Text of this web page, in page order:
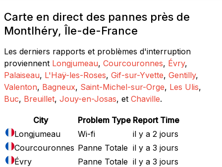
Carte en direct des pannes près de
Montlhéry, Île-de-France
Les derniers rapports et problèmes d'interruption
proviennent Longjumeau, Courcouronnes, Évry,
Palaiseau, L'Haÿ-les-Roses, Gif-sur-Yvette, Gentilly,
Valenton, Bagneux, Saint-Michel-sur-Orge, Les Ulis,
Buc, Breuillet, Jouy-en-Josas, et Chaville.
City Problem Type Report Time
Longjumeau
Wi-fi
il y a 2 jours
Courcouronnes Panne Totale il y a 3 jours
Évry
Panne Totale il y a 3 jours